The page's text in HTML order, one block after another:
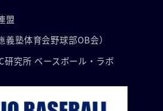
盟
義塾体育会野球部OB会）
研究所 ベースボール・ラボ